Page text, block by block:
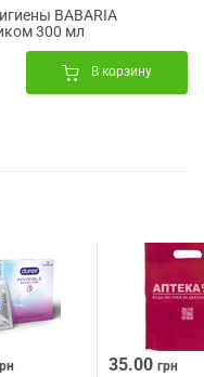
BABARIA
300 мл
В корзину
35.00 грн